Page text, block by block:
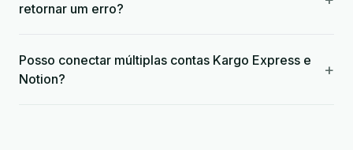
retornar um erro?
Posso conectar múltiplas contas Kargo Express e
Notion?
+